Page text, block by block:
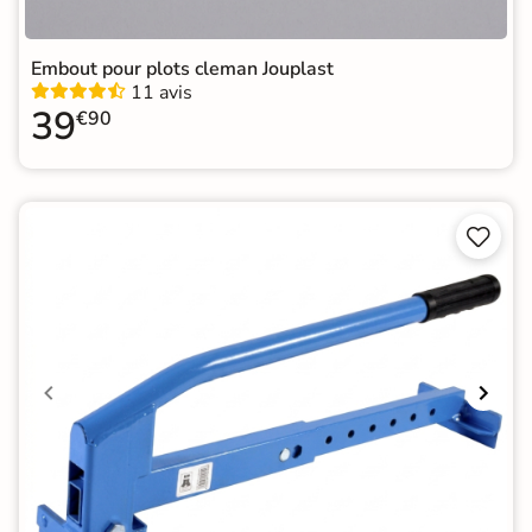
Embout pour plots cleman Jouplast
11 avis
39€90

